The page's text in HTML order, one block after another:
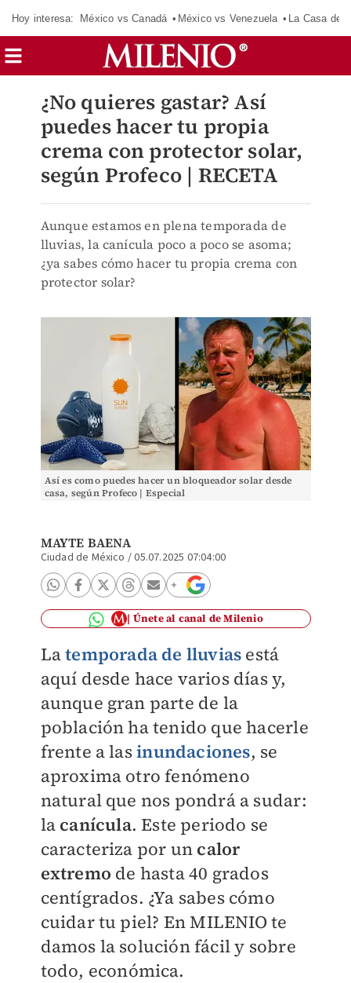
Hoy interesa: México vs Canadá México vs Venezuela La Casa de
¿No quieres gastar? Así
puedes hacer tu propia
crema con protector solar,
según Profeco | RECETA
Aunque estamos en plena temporada de
lluvias, la canícula poco a poco se asoma;
¿ya sabes cómo hacer tu propia crema con
protector solar?
Así es como puedes hacer un bloqueador solar desde
casa, según Profeco | Especial
MAYTE BAENA
Ciudad de México /05.07.2025 07:04:00
Únete al canal de Milenio
Latemporada de lluvias está
aquí desde hace varios días y,
aunque gran parte de la
población ha tenido que hacerle
frente a lasinundaciones, se
aproxima otro fenómeno
natural que nos pondrá a sudar:
la canícula. Este periodo se
caracteriza por un calor
extremo de hasta 40 grados
centígrados. ¿Ya sabes cómo
cuidar tu piel? EnMILENIOte
damos la solución fácil y sobre
todo, económica.